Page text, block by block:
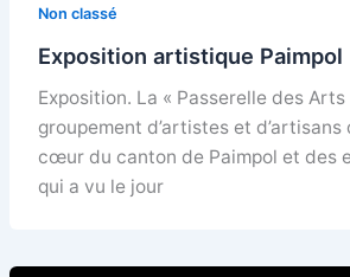
Non classé
Exposition artistique Paimpol
Exposition. La « Passerelle des Arts
groupement d’artistes et d’artisans
cœur du canton de Paimpol et des
qui a vu le jour